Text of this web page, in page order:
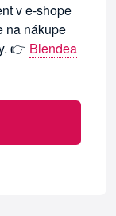
v e-shope
na nákupe
👉 Blendea